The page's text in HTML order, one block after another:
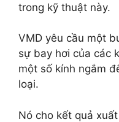
trong kỹ thuật này.
VMD yêu cầu một
sự bay hơi của các
một số kính ngắm
loại.
Nó cho kết quả